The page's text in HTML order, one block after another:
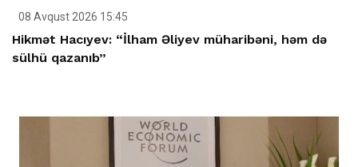
08 Avqust 2026 15:45
Hikmət Hacıyev: “İlham Əliyev müharibəni, həm də
sülhü qazanıb”